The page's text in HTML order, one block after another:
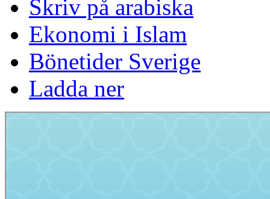
Skriv på arabiska
Ekonomi i Islam
Bönetider Sverige
Ladda ner